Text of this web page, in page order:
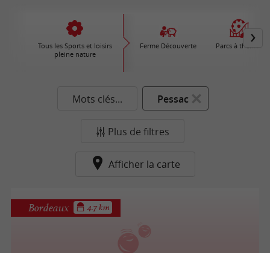
Tous les Sports et loisirs
pleine nature
Ferme Découverte Parcs à thèmes
Mots clés... Pessac
Plus de filtres
Afficher la carte
Bordeaux 4.7 km